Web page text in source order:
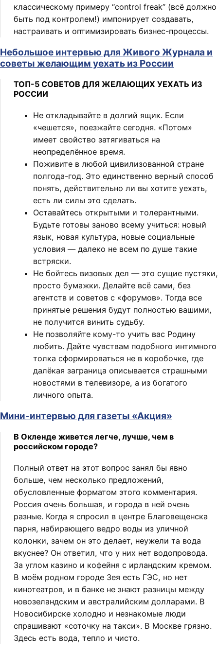
классическому примеру “control freak” (всё должно
быть под контролем!) импонирует создавать,
настраивать и оптимизировать бизнес-процессы.
Небольшое интервью для Живого Журнала и
советы желающим уехать из России
ТОП-5 СОВЕТОВ ДЛЯ ЖЕЛАЮЩИХ УЕХАТЬ ИЗ
РОССИИ
Не откладывайте в долгий ящик. Если
«чешется», поезжайте сегодня. «Потом»
имеет свойство затягиваться на
неопределённое время.
Поживите в любой цивилизованной стране
полгода-год. Это единственно верный способ
понять, действительно ли вы хотите уехать,
есть ли силы это сделать.
Оставайтесь открытыми и толерантными.
Будьте готовы заново всему учиться: новый
язык, новая культура, новые социальные
условия — далеко не всем по душе такие
встряски.
Не бойтесь визовых дел — это сущие пустяки,
просто бумажки. Делайте всё сами, без
агентств и советов с «форумов». Тогда все
принятые решения будут полностью вашими,
не получится винить судьбу.
Не позволяйте кому-то учить вас Родину
любить. Дайте чувствам подобного интимного
толка сформироваться не в коробочке, где
далёкая заграница описывается страшными
новостями в телевизоре, а из богатого
личного опыта.
Мини-интервью для газеты «Акция»
В Окленде живется легче, лучше, чем в
российском городе?
Полный ответ на этот вопрос занял бы явно
больше, чем несколько предложений,
обусловленные форматом этого комментария.
Россия очень большая, и города в ней очень
разные. Когда я спросил в центре Благовещенска
парня, набирающего ведро воды из уличной
колонки, зачем он это делает, неужели та вода
вкуснее? Он ответил, что у них нет водопровода.
За углом казино и кофейня с ирландским кремом.
В моём родном городе Зея есть ГЭС, но нет
кинотеатров, и в банке не знают разницы между
новозеландским и австралийским долларами. В
Новосибирске холодно и незнакомые люди
спрашивают «соточку на такси». В Москве грязно.
Здесь есть вода, тепло и чисто.